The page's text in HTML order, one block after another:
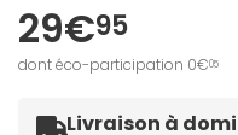
29€95
dont éco-participation 0€05
Livraison à